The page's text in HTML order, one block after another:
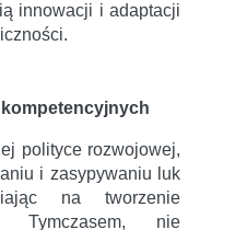
innowacji i adaptacji
polityce rozwojowej,
i zasypywaniu luk
na tworzenie
Tymczasem, nie